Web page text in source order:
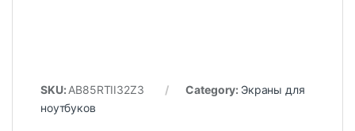
SKU: AB85RTII32Z3 Category: Экраны для
ноутбуков